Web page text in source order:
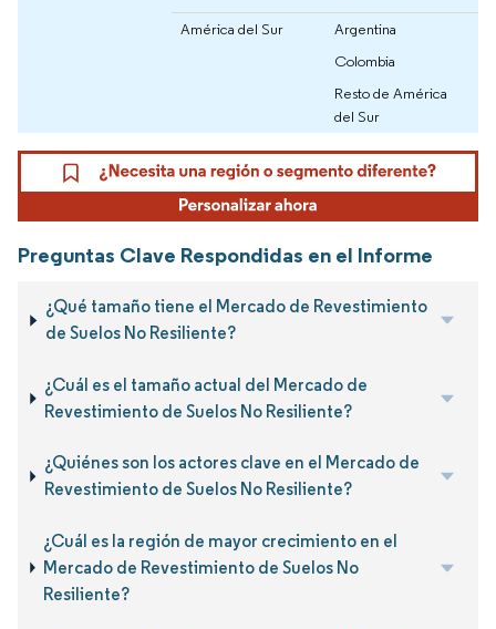
América del Sur
Argentina
Colombia
Resto de América
del Sur
Preguntas Clave Respondidas en el Informe
¿Qué tamaño tiene el Mercado de Revestimiento
de Suelos No Resiliente?
¿Cuál es el tamaño actual del Mercado de
Revestimiento de Suelos No Resiliente?
¿Quiénes son los actores clave en el Mercado de
Revestimiento de Suelos No Resiliente?
¿Cuál es la región de mayor crecimiento en el
Mercado de Revestimiento de Suelos No
Resiliente?